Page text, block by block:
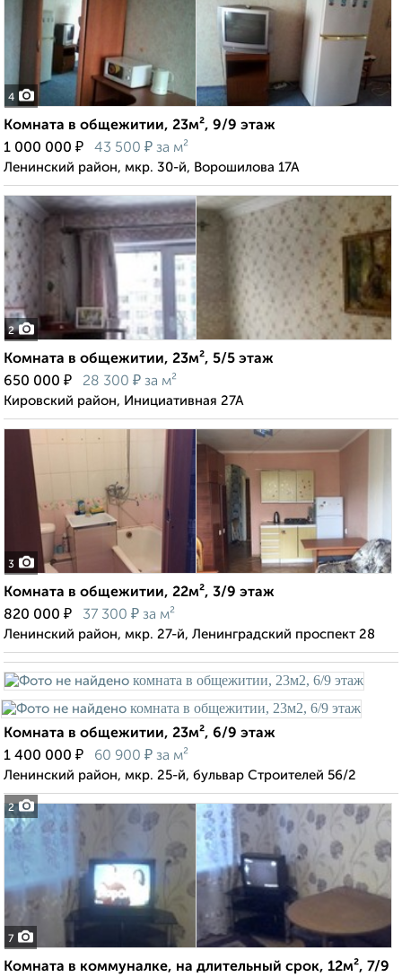
4
Комната в общежитии, 23м², 9/9 этаж
1 000 000 ₽ 43 500 ₽ за м²
Ленинский район, мкр. 30-й, Ворошилова 17А
2
Комната в общежитии, 23м², 5/5 этаж
650 000 ₽ 28 300 ₽ за м²
Кировский район, Инициативная 27А
3
Комната в общежитии, 22м², 3/9 этаж
820 000 ₽ 37 300 ₽ за м²
Ленинский район, мкр. 27-й, Ленинградский проспект 28
2
Комната в общежитии, 23м², 6/9 этаж
1 400 000 ₽ 60 900 ₽ за м²
Ленинский район, мкр. 25-й, бульвар Строителей 56/2
7
Комната в коммуналке, на длительный срок, 12м², 7/9